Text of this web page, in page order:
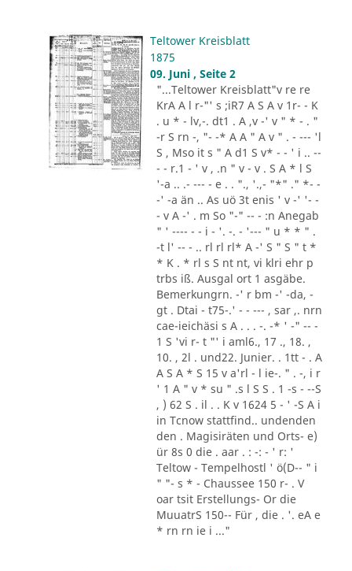
Teltower Kreisblatt
1875
09. Juni , Seite 2
"...Teltower Kreisblatt"v re re
KrA A l r-"' s ;iR7 A S A v 1r- - K
. u * - lv,-. dt1 . A ,v -' v " * - . "
-r S rn -, "- -* A A " A v " . - --- 'l
S , Mso it s " A d1 S v* - - ' i .. --
- - r.1 - ' v , .n " v - v . S A * l S
'-a .. .- --- - e . . "., '.,- "*" ." *- -
-' -a än .. As uö 3t enis ' v -' '- -
- v A -' . m So "-" -- - :n Anegab
" ' ---- - - i - '. -. - '--- " u * * " .
-t l' -- - .. rl rl rl* A -' S " S " t *
* K . * rl s S nt nt, vi klri ehr p
trbs iß. Ausgal ort 1 asgäbe.
Bemerkungrn. -' r bm -' -da, -
gt . Dtai - t75-.' - - --- , sar ,. nrn
cae-ieichäsi s A . . . -. -* ' -" -- -
1 S 'vi r- t "' i aml6., 17 ., 18. ,
10. , 2l . und22. Junier. . 1tt - . A
A S A * S 15 v a'rl - l ie-. " . -, i r
' 1 A " v * su " .s l S S . 1 -s - --S
, ) 62 S . il . . K v 1624 5 - ' -S A i
in Tcnow stattfind.. undenden
den . Magisiräten und Orts- e)
ür 8s 0 die . aar . : -: - ' r: '
Teltow - Tempelhostl ' ö(D-- " i
" "- s * - Chaussee 150 r- . V
oar tsit Erstellungs- Or die
MuuatrS 150-- Für , die . '. eA e
* rn rn ie i ..."